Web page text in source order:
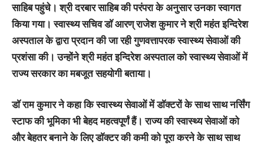
साहिब पहुंचे। श्री दरबार साहिब की परंपरा के अनुसार उनका स्वागत
किया गया। स्वास्थ्य सचिव डाॅ आरण् राजेश कुमार ने श्री महंत इन्दिरेश
अस्पताल के द्वारा प्रदान की जा रही गुणवत्तापरक स्वास्थ्य सेवाओं की
प्रशंसा की। उन्होंने श्री महंत इन्दिरेश अस्पताल को स्वास्थ्य सेवाओं में
राज्य सरकार का मबजूत सहयोगी बताया।
डाॅ राम कुमार ने कहा कि स्वास्थ्य सेवाओं में डाॅक्टरों के साथ साथ नर्सिंग
स्टाफ की भूमिका भी बेहद महत्वपूर्णं हैं। राज्य की स्वास्थ्य सेवाओं को
और बेहतर बनाने के लिए डाॅक्टर की कमी को पूरा करने के साथ साथ